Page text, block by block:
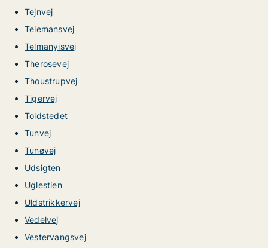
Tejnvej
Telemansvej
Telmanyisvej
Therosevej
Thoustrupvej
Tigervej
Toldstedet
Tunvej
Tunøvej
Udsigten
Uglestien
Uldstrikkervej
Vedelvej
Vestervangsvej